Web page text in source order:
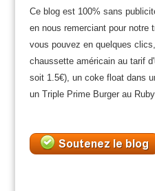
Ce blog est 100% sans
en nous remerciant pour notre
vous pouvez en quelques
chaussette américain au tarif
soit 1.5€), un coke float dans
un Triple Prime Burger au